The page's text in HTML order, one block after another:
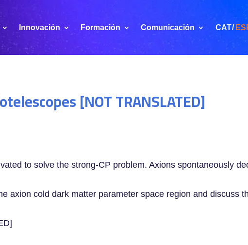
Innovación Formación Comunicación CAT
[NOT TRANSLATED]
to solve the strong-CP problem. Axions spontaneously
axion cold dark matter parameter space region and discuss